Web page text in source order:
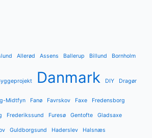
Allerød Assens Ballerup Billund Bornholm
Danmark DIY Dragør
Midtfyn Fanø Favrskov Faxe Fredensborg
Frederikssund Furesø Gentofte Gladsaxe
Guldborgsund Haderslev Halsnæs